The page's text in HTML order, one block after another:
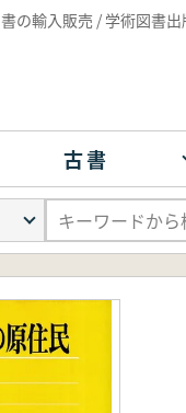
の輸入販売 / 学術図書出
古書